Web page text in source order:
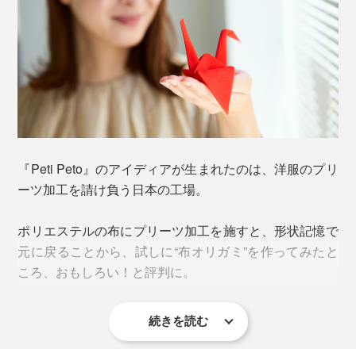
『Peti Peto』のアイディアが生まれたのは、洋服のプリ
ーツ加工を請け負う日本の工場。
ポリエステルの布にプリーツ加工を施すと、形状記憶で
元に戻ることから、試しに“布オリガミ”を作ってみたと
ころ、おもしろい！と評判に。
続きを読む